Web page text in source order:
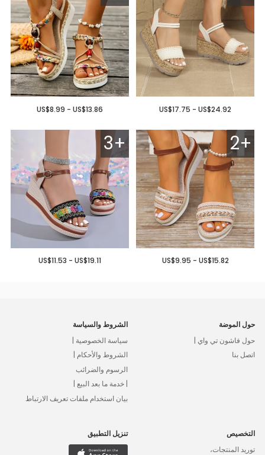
US$17.75 - US$24.92
US$8.99 - US$13.86
2+
US$9.95 - US$15.82
3+
US$11.53 - US$19.11
حول الموضة
حول فاشون تي واي |
اتصل بنا
الشروط والسياسة
سياسة الخصوصية |
الشروط والأحكام |
الرسوم والضرائب
| خدمة ما بعد البيع |
بيان استخدام ملفات تعريف الارتباط
التخصيص
توريد المنتجات،
تنزيل التطبيق